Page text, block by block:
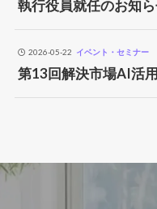
執行役員就任のお知
2026-05-22 イベント・セミナー
第13回解決市場AI活